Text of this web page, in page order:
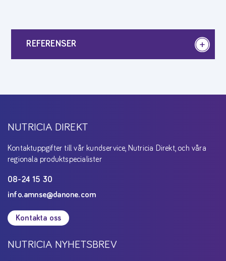
REFERENSER
NUTRICIA DIREKT
Kontaktuppgifter till vår kundservice, Nutricia Direkt, och våra
regionala produktspecialister
08-24 15 30
info.amnse@danone.com
Kontakta oss
NUTRICIA NYHETSBREV